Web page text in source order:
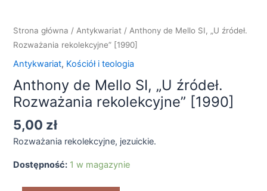
Strona główna / Antykwariat / Anthony de Mello SI, „U źródeł.
Rozważania rekolekcyjne” [1990]
Antykwariat, Kościół i teologia
Anthony de Mello SI, „U źródeł.
Rozważania rekolekcyjne” [1990]
5,00 zł
Rozważania rekolekcyjne, jezuickie.
Dostępność: 1 w magazynie